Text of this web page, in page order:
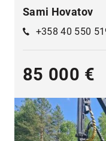
Sami Hovatov
+358 40 550
85 000 €